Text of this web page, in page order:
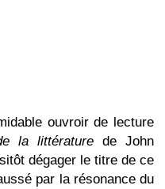
ouvroir de lecture
la littérature de John
dégager le titre de ce
par la résonance du